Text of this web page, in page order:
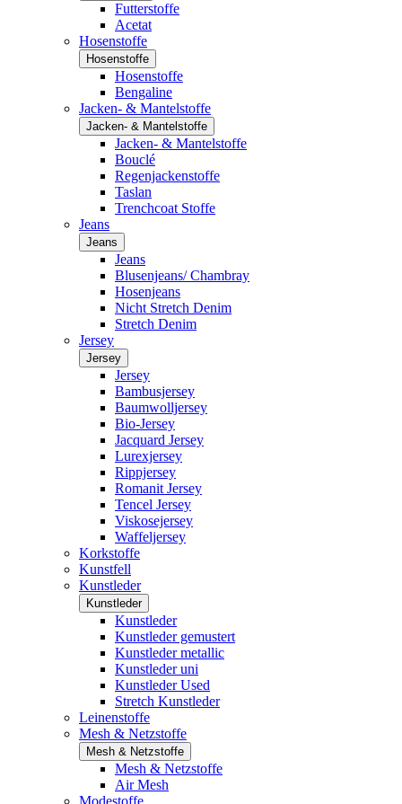
Futterstoffe
Acetat
Hosenstoffe
Hosenstoffe
Hosenstoffe
Bengaline
Jacken- & Mantelstoffe
Jacken- & Mantelstoffe
Jacken- & Mantelstoffe
Bouclé
Regenjackenstoffe
Taslan
Trenchcoat Stoffe
Jeans
Jeans
Jeans
Blusenjeans/ Chambray
Hosenjeans
Nicht Stretch Denim
Stretch Denim
Jersey
Jersey
Jersey
Bambusjersey
Baumwolljersey
Bio-Jersey
Jacquard Jersey
Lurexjersey
Rippjersey
Romanit Jersey
Tencel Jersey
Viskosejersey
Waffeljersey
Korkstoffe
Kunstfell
Kunstleder
Kunstleder
Kunstleder
Kunstleder gemustert
Kunstleder metallic
Kunstleder uni
Kunstleder Used
Stretch Kunstleder
Leinenstoffe
Mesh & Netzstoffe
Mesh & Netzstoffe
Mesh & Netzstoffe
Air Mesh
Modestoffe